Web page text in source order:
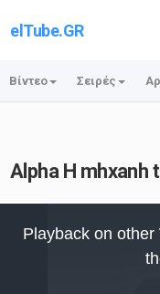
elTube.GR
Βίντεο Σειρές
Alpha H mhxanh
Playback on